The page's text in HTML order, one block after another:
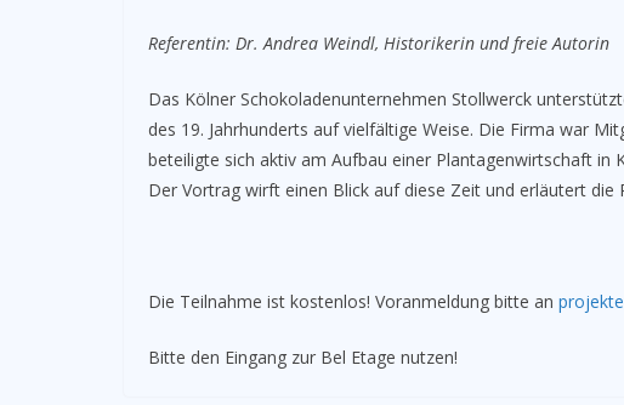
Referentin: Dr. Andrea Weindl, Historikerin und freie Autorin
Das Kölner Schokoladenunternehmen Stollwerck
des 19. Jahrhunderts auf vielfältige Weise. Die Firma war
beteiligte sich aktiv am Aufbau einer Plantagenwirtschaft in
Der Vortrag wirft einen Blick auf diese Zeit und erläutert die
Die Teilnahme ist kostenlos! Voranmeldung bitte an
Bitte den Eingang zur Bel Etage nutzen!